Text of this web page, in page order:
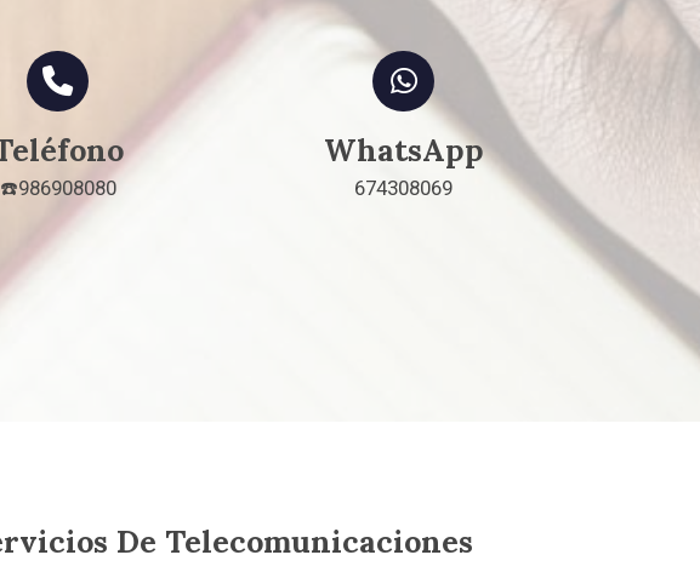
☎️986908080
WhatsApp
674308069
De Telecomunicaciones